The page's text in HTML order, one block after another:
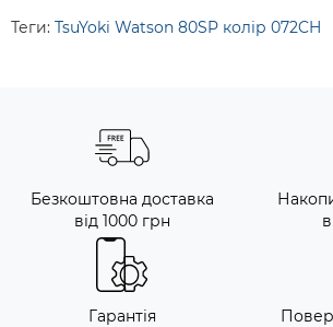
Теги: TsuYoki Watson 80SP колір 072CH
Безкоштовна доставка
від 1000 грн
Гарантія